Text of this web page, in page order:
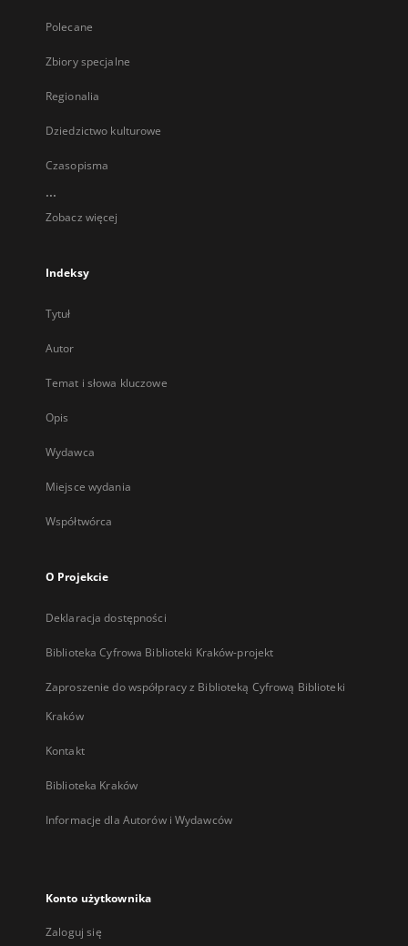
Polecane
Zbiory specjalne
Regionalia
Dziedzictwo kulturowe
Czasopisma
...
Zobacz więcej
Indeksy
Tytuł
Autor
Temat i słowa kluczowe
Opis
Wydawca
Miejsce wydania
Współtwórca
O Projekcie
Deklaracja dostępności
Biblioteka Cyfrowa Biblioteki Kraków-projekt
Zaproszenie do współpracy z Biblioteką Cyfrową Biblioteki
Kraków
Kontakt
Biblioteka Kraków
Informacje dla Autorów i Wydawców
Konto użytkownika
Zaloguj się